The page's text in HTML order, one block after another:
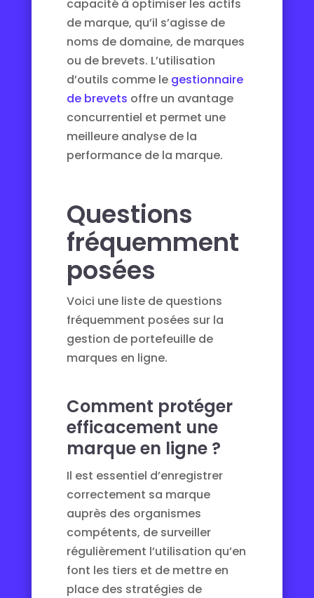
capacité à optimiser les actifs
de marque, qu’il s’agisse de
noms de domaine, de marques
ou de brevets. L’utilisation
d’outils comme le gestionnaire
de brevets offre un avantage
concurrentiel et permet une
meilleure analyse de la
performance de la marque.
Questions
fréquemment
posées
Voici une liste de questions
fréquemment posées sur la
gestion de portefeuille de
marques en ligne.
Comment protéger
efficacement une
marque en ligne ?
Il est essentiel d’enregistrer
correctement sa marque
auprès des organismes
compétents, de surveiller
régulièrement l’utilisation qu’en
font les tiers et de mettre en
place des stratégies de